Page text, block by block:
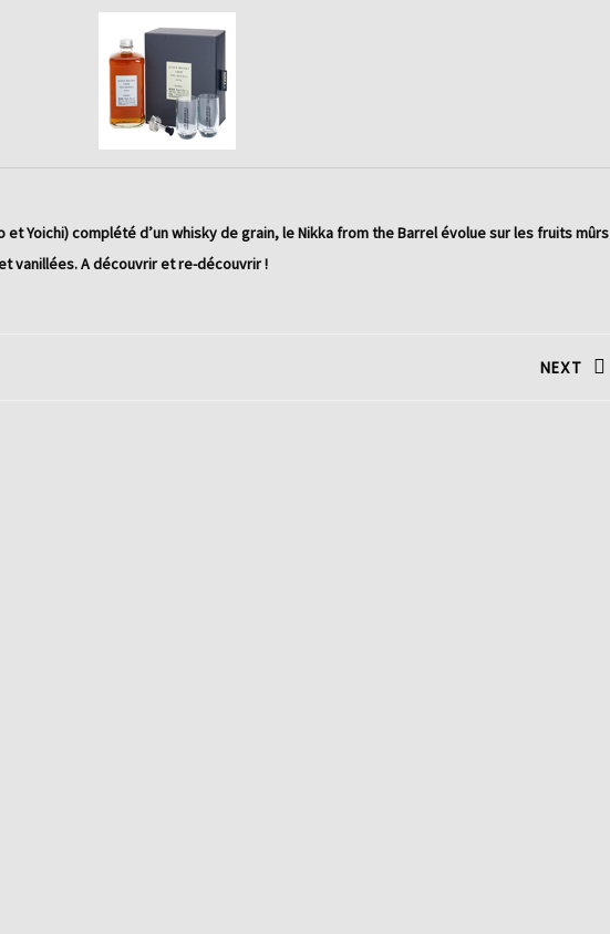
Yoichi) complété d’un whisky de grain, le Nikka from the Barrel évolue sur les fruits mûrs
vanillées. A découvrir et re-découvrir !
NEXT